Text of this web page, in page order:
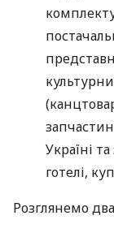
Україні
готелі,
Розглянемо